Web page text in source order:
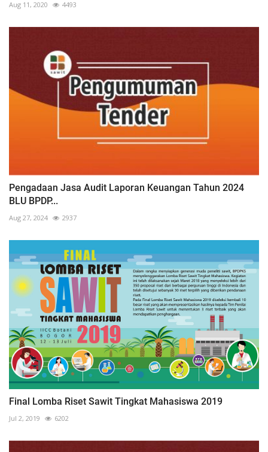
Aug 11, 2020 4493
Pengadaan Jasa Audit Laporan Keuangan Tahun 2024
BLU BPDP...
Aug 27, 2024 2937
Final Lomba Riset Sawit Tingkat Mahasiswa 2019
Jul 2, 2019 6202